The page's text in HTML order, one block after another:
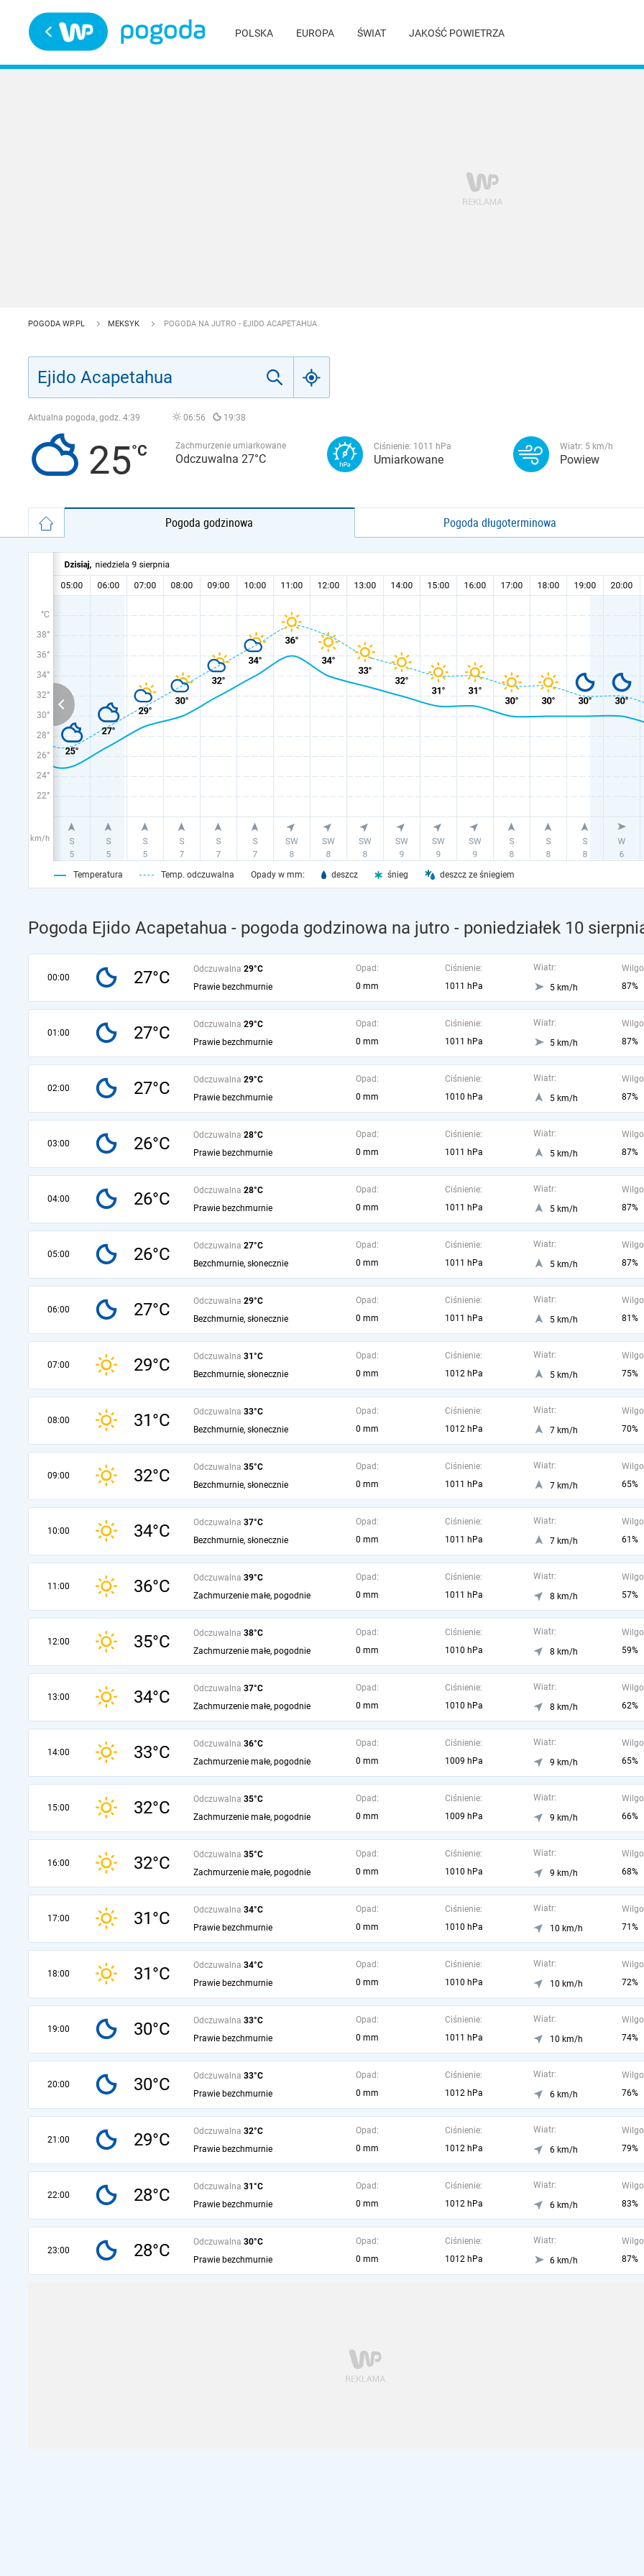
POLSKA EUROPA ŚWIAT JAKOŚĆ POWIETRZA
POGODA WP.PL MEKSYK POGODA NA JUTRO - EJIDO ACAPETAHUA
Aktualna pogoda, godz. 4:39 06:56 19:38
25 Zachmurzenie umiarkowane
Odczuwalna 27°C
Ciśnienie: 1011 hPa
Umiarkowane
Wiatr: 5 km/h
Powiew
Pogoda godzinowa Pogoda długoterminowa
°C
38°
36°
34°
32°
30°
28°
26°
24°
22°
km/h
Temperatura Temp. odczuwalna Opady w mm: deszcz śnieg deszcz ze śniegiem
Pogoda Ejido Acapetahua - pogoda godzinowa na jutro - poniedziałek 10
00:00 27°C Odczuwalna 29°C
Prawie bezchmurnie
Opad:
0 mm
Ciśnienie:
1011 hPa
Wiatr:
5 km/h
87%
01:00 27°C Odczuwalna 29°C
Prawie bezchmurnie
Opad:
0 mm
Ciśnienie:
1011 hPa
Wiatr:
5 km/h
87%
02:00 27°C Odczuwalna 29°C
Prawie bezchmurnie
Opad:
0 mm
Ciśnienie:
1010 hPa
Wiatr:
5 km/h
87%
03:00 26°C Odczuwalna 28°C
Prawie bezchmurnie
Opad:
0 mm
Ciśnienie:
1011 hPa
Wiatr:
5 km/h
87%
04:00 26°C Odczuwalna 28°C
Prawie bezchmurnie
Opad:
0 mm
Ciśnienie:
1011 hPa
Wiatr:
5 km/h
87%
05:00 26°C Odczuwalna 27°C
Bezchmurnie, słonecznie
Opad:
0 mm
Ciśnienie:
1011 hPa
Wiatr:
5 km/h
87%
06:00 27°C Odczuwalna 29°C
Bezchmurnie, słonecznie
Opad:
0 mm
Ciśnienie:
1011 hPa
Wiatr:
5 km/h
81%
07:00 29°C Odczuwalna 31°C
Bezchmurnie, słonecznie
Opad:
0 mm
Ciśnienie:
1012 hPa
Wiatr:
5 km/h
75%
08:00 31°C Odczuwalna 33°C
Bezchmurnie, słonecznie
Opad:
0 mm
Ciśnienie:
1012 hPa
Wiatr:
7 km/h
70%
09:00 32°C Odczuwalna 35°C
Bezchmurnie, słonecznie
Opad:
0 mm
Ciśnienie:
1011 hPa
Wiatr:
7 km/h
65%
10:00 34°C Odczuwalna 37°C
Bezchmurnie, słonecznie
Opad:
0 mm
Ciśnienie:
1011 hPa
Wiatr:
7 km/h
61%
11:00 36°C Odczuwalna 39°C
Zachmurzenie małe, pogodnie
Opad:
0 mm
Ciśnienie:
1011 hPa
Wiatr:
8 km/h
57%
12:00 35°C Odczuwalna 38°C
Zachmurzenie małe, pogodnie
Opad:
0 mm
Ciśnienie:
1010 hPa
Wiatr:
8 km/h
59%
13:00 34°C Odczuwalna 37°C
Zachmurzenie małe, pogodnie
Opad:
0 mm
Ciśnienie:
1010 hPa
Wiatr:
8 km/h
62%
14:00 33°C Odczuwalna 36°C
Zachmurzenie małe, pogodnie
Opad:
0 mm
Ciśnienie:
1009 hPa
Wiatr:
9 km/h
65%
15:00 32°C Odczuwalna 35°C
Zachmurzenie małe, pogodnie
Opad:
0 mm
Ciśnienie:
1009 hPa
Wiatr:
9 km/h
66%
16:00 32°C Odczuwalna 35°C
Zachmurzenie małe, pogodnie
Opad:
0 mm
Ciśnienie:
1010 hPa
Wiatr:
9 km/h
68%
17:00 31°C Odczuwalna 34°C
Prawie bezchmurnie
Opad:
0 mm
Ciśnienie:
1010 hPa
Wiatr:
10 km/h
71%
18:00 31°C Odczuwalna 34°C
Prawie bezchmurnie
Opad:
0 mm
Ciśnienie:
1010 hPa
Wiatr:
10 km/h
72%
19:00 30°C Odczuwalna 33°C
Prawie bezchmurnie
Opad:
0 mm
Ciśnienie:
1011 hPa
Wiatr:
10 km/h
74%
20:00 30°C Odczuwalna 33°C
Prawie bezchmurnie
Opad:
0 mm
Ciśnienie:
1012 hPa
Wiatr:
6 km/h
76%
21:00 29°C Odczuwalna 32°C
Prawie bezchmurnie
Opad:
0 mm
Ciśnienie:
1012 hPa
Wiatr:
6 km/h
79%
22:00 28°C Odczuwalna 31°C
Prawie bezchmurnie
Opad:
0 mm
Ciśnienie:
1012 hPa
Wiatr:
6 km/h
83%
23:00 28°C Odczuwalna 30°C
Prawie bezchmurnie
Opad:
0 mm
Ciśnienie:
1012 hPa
Wiatr:
6 km/h
87%